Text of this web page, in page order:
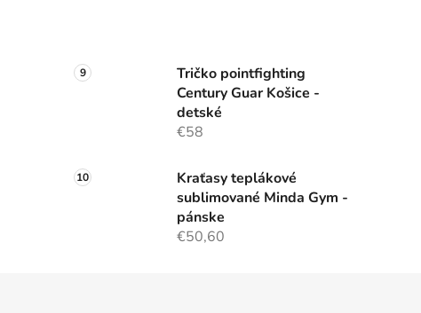
Tričko pointfighting
Century Guar Košice -
detské
€58
Kraťasy teplákové
sublimované Minda Gym -
pánske
€50,60